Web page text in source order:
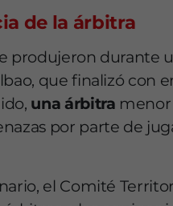
de la árbitra
produjeron durante
que finalizó con
una árbitra menor
por parte de
el Comité